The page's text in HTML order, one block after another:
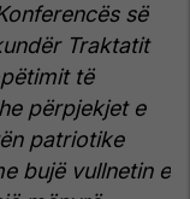
së
Traktatit
të
përpjekjet e
patriotike
bujë vullnetin e